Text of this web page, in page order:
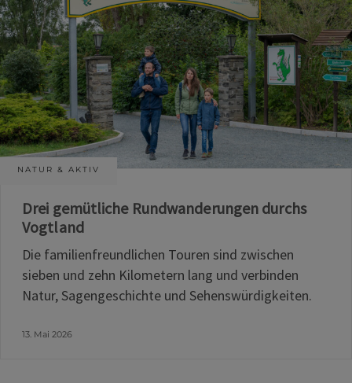
NATUR & AKTIV
Drei gemütliche Rundwanderungen durchs
Vogtland
Die familienfreundlichen Touren sind zwischen
sieben und zehn Kilometern lang und verbinden
Natur, Sagengeschichte und Sehenswürdigkeiten.
13. Mai 2026